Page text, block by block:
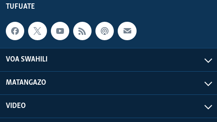
TUFUATE
VOA SWAHILI
MATANGAZO
VIDEO